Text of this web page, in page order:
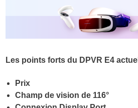
Les points forts du DPVR E4 actuel
Prix
Champ de vision de 116°